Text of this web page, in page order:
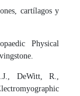
cartílagos y
Physical
DeWitt, R.,